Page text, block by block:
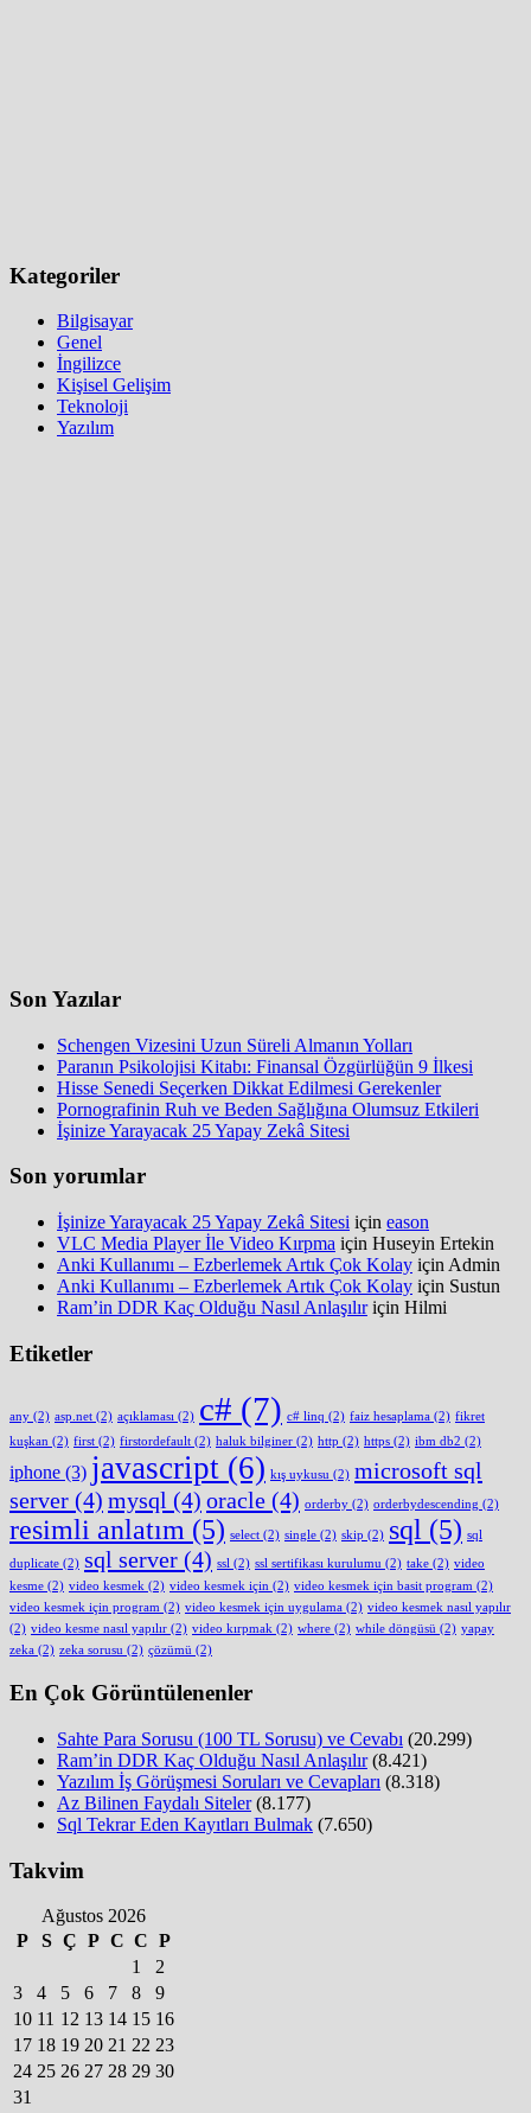
Kategoriler
Bilgisayar
Genel
İngilizce
Kişisel Gelişim
Teknoloji
Yazılım
Son Yazılar
Schengen Vizesini Uzun Süreli Almanın Yolları
Paranın Psikolojisi Kitabı: Finansal Özgürlüğün 9 İlkesi
Hisse Senedi Seçerken Dikkat Edilmesi Gerekenler
Pornografinin Ruh ve Beden Sağlığına Olumsuz Etkileri
İşinize Yarayacak 25 Yapay Zekâ Sitesi
Son yorumlar
İşinize Yarayacak 25 Yapay Zekâ Sitesi için eason
VLC Media Player İle Video Kırpma için Huseyin Ertekin
Anki Kullanımı – Ezberlemek Artık Çok Kolay için Admin
Anki Kullanımı – Ezberlemek Artık Çok Kolay için Sustun
Ram’in DDR Kaç Olduğu Nasıl Anlaşılıriçin Hilmi
Etiketler
any (2) asp.net (2) açıklaması (2) c# (7) c# linq (2) faiz hesaplama (2) fikret
kuşkan (2) first (2) firstordefault (2) haluk bilginer (2) http (2) https (2) ibm db2 (2)
iphone (3) javascript (6) kış uykusu (2) microsoft sql
server (4) mysql (4) oracle (4) orderby (2) orderbydescending (2)
resimli anlatım (5) select (2) single (2) skip (2) sql (5) sql
duplicate (2) sql server (4) ssl (2) ssl sertifikası kurulumu (2) take (2) video
kesme (2) video kesmek (2) video kesmek için (2) video kesmek için basit program (2)
video kesmek için program (2) video kesmek için uygulama (2) video kesmek nasıl yapılır
(2) video kesme nasıl yapılır (2) video kırpmak (2) where (2) while döngüsü (2) yapay
zeka (2) zeka sorusu (2) çözümü (2)
En Çok Görüntülenenler
Sahte Para Sorusu (100 TL Sorusu) ve Cevabı (20.299)
Ram’in DDR Kaç Olduğu Nasıl Anlaşılır (8.421)
Yazılım İş Görüşmesi Soruları ve Cevapları (8.318)
Az Bilinen Faydalı Siteler (8.177)
Sql Tekrar Eden Kayıtları Bulmak (7.650)
Takvim
Ağustos 2026
P
S Ç P C C P
1
2
3
4 5 6 7 8
9
10 11 12 13 14 15 16
17 18 19 20 21 22 23
24 25 26 27 28 29 30
31